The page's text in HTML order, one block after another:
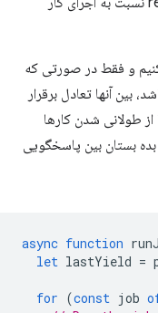
و فقط در صورتی که
آنها تعادل برقرار
تا از طولانی شدن کارها
بین پاسخگویی
async function
let lastYield
for (const